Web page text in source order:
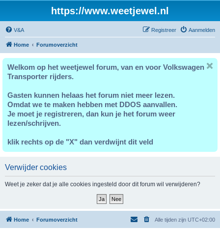
https://www.weetjewel.nl
V&A Aanmelden
Registreer
Home Forumoverzicht
Welkom op het weetjewel forum, van en voor Volkswagen
Transporter rijders.
Gasten kunnen helaas het forum niet meer lezen.
Omdat we te maken hebben met DDOS aanvallen.
Je moet je registreren, dan kun je het forum weer
lezen/schrijven.
klik rechts op de "X" dan verdwijnt dit veld
Verwijder cookies
Weet je zeker dat je alle cookies ingesteld door dit forum wil verwijderen?
Home Forumoverzicht Alle tijden zijn UTC+02:00